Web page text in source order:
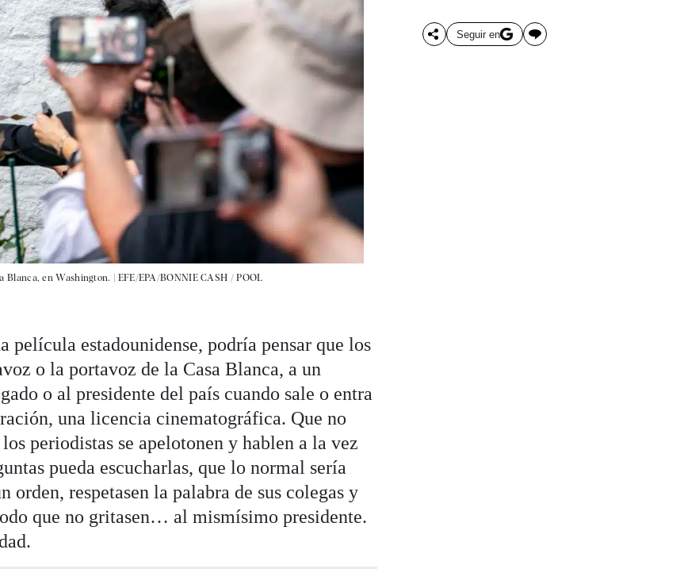
Blanca, en Washington. | EFE/EPA/BONNIE CASH / POOL
Seguir en
película estadounidense, podría pensar que los
o la portavoz de la Casa Blanca, a un
o al presidente del país cuando sale o entra
una licencia cinematográfica. Que no
periodistas se apelotonen y hablen a la vez
pueda escucharlas, que lo normal sería
orden, respetasen la palabra de sus colegas y
que no gritasen… al mismísimo presidente.